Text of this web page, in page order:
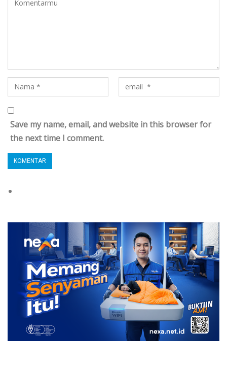
Save my name, email, and website in this browser for
the next time I comment.